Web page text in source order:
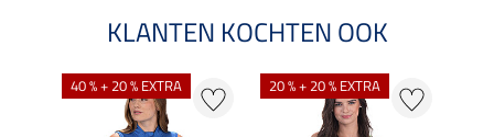
KLANTEN KOCHTEN OOK
40 % + 20 % EXTRA 20 % + 20 % EXTRA